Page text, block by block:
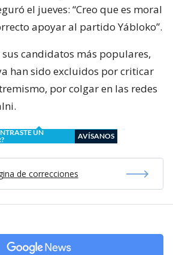
el jueves: “Creo que es moral
apoyar al partido Yábloko”.
sus candidatos más populares,
han sido excluidos por criticar
por colgar en las redes
UN
AVÍSANOS
de correcciones